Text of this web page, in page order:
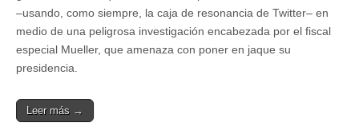
–usando, como siempre, la caja de resonancia de Twitter– en
medio de una peligrosa investigación encabezada por el fiscal
especial Mueller, que amenaza con poner en jaque su
presidencia.
Leer más →